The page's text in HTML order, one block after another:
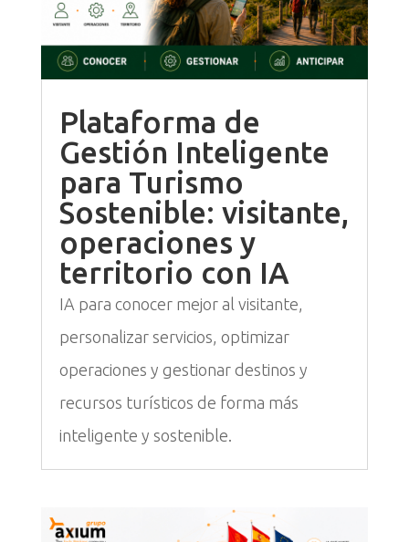
Plataforma de
Gestión Inteligente
para Turismo
Sostenible: visitante,
operaciones y
territorio con IA
IA para conocer mejor al visitante,
personalizar servicios, optimizar
operaciones y gestionar destinos y
recursos turísticos de forma más
inteligente y sostenible.